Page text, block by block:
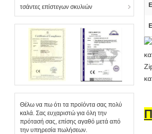
τσάντες επίστεγων σκυλιών
Θέλω να πω ότι τα προϊόντα σας πολύ
καλά. Σας ευχαριστώ για όλη την
πρότασή σας, επίσης αγαθό μετά από
την υπηρεσία πωλήσεων.